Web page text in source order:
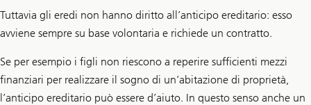
Tuttavia gli eredi non hanno diritto all’anticipo ereditario: esso
avviene sempre su base volontaria e richiede un contratto.
Se per esempio i figli non riescono a reperire sufficienti mezzi
finanziari per realizzare il sogno di un’abitazione di proprietà,
l’anticipo ereditario può essere d’aiuto. In questo senso anche un